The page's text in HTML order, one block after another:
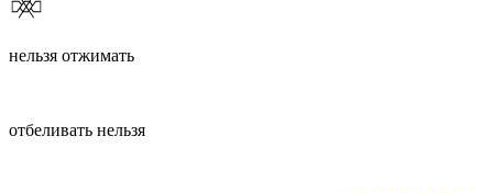
нельзя отжимать
отбеливать нельзя